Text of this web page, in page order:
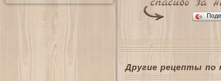
Другие рецепты по